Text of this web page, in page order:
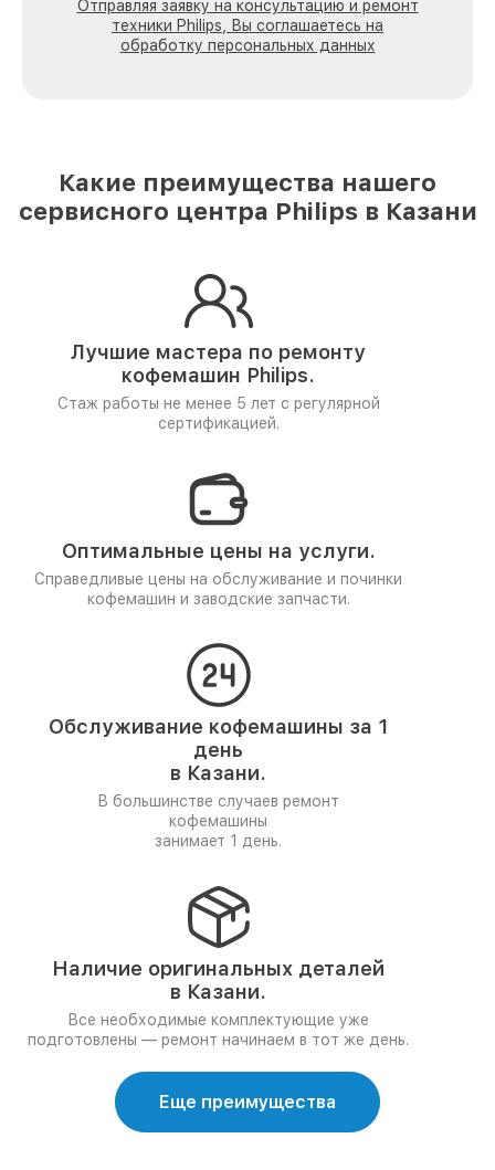
Отправляя заявку на консультацию и ремонт
техники Philips, Вы соглашаетесь на
обработку персональных данных
Какие преимущества нашего
сервисного центра Philips в Казани
Лучшие мастера по ремонту
кофемашин Philips.
Стаж работы не менее 5 лет с регулярной
сертификацией.
Оптимальные цены на услуги.
Справедливые цены на обслуживание и починки
кофемашин и заводские запчасти.
Обслуживание кофемашины за 1
день
в Казани.
В большинстве случаев ремонт
кофемашины
занимает 1 день.
Наличие оригинальных деталей
в Казани.
Все необходимые комплектующие уже
подготовлены — ремонт начинаем в тот же день.
Еще преимущества